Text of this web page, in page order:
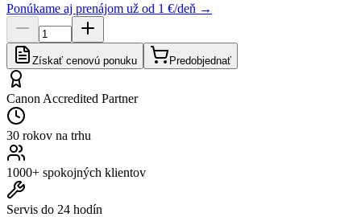
Ponúkame aj prenájom už od 1 €/deň →
Získať cenovú ponuku Predobjednať
Canon Accredited Partner
30 rokov na trhu
1000+ spokojných klientov
Servis do 24 hodín